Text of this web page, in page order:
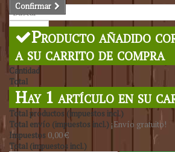
Buscar
Confirmar
Producto añadido
a su carrito de compra
Cantidad
Total
Hay 1 artículo en su
Total productos (impuestos incl.)
Total envío (impuestos incl.) ¡Envío gratuito!
Impuestos 0,00 €
Total (impuestos incl.)